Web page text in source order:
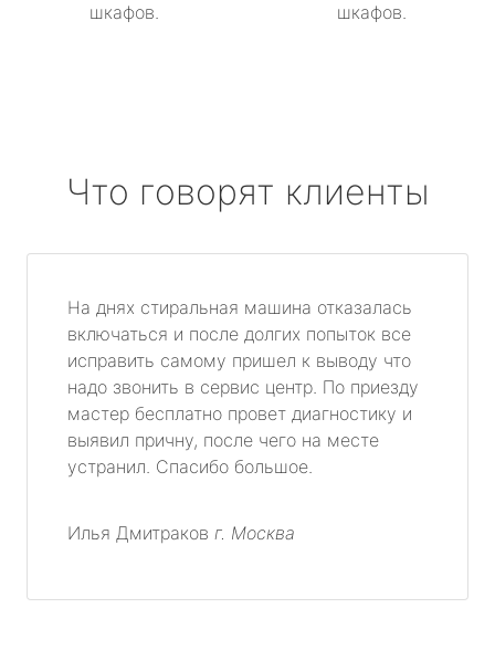
шкафов.
шкафов.
Что говорят клиенты
На днях стиральная машина отказалась
включаться и после долгих попыток все
исправить самому пришел к выводу что
надо звонить в сервис центр. По приезду
мастер бесплатно провет диагностику и
выявил причну, после чего на месте
устранил. Спасибо большое.
Илья Дмитраков г. Москва